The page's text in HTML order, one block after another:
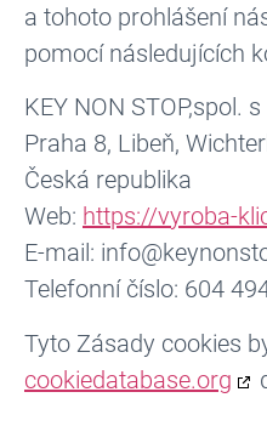
a tohoto prohlášení
pomocí následujících
KEY NON STOP,spol. s
Praha 8, Libeň,
Česká republika
Web: https://vyroba-
E-mail: info@
Telefonní číslo: 604
Tyto Zásady cookies
cookiedatabase.org